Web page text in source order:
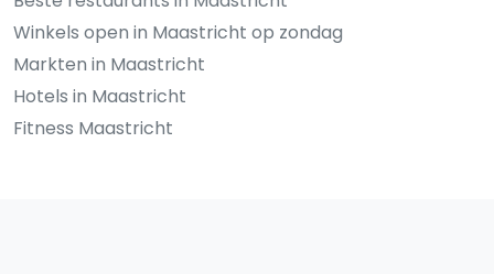
Winkels open in Maastricht op zondag
Markten in Maastricht
Hotels in Maastricht
Fitness Maastricht